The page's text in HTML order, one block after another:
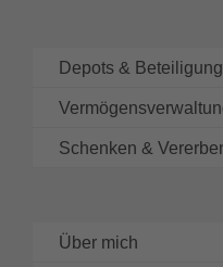
Depots &
Schenken &
Über mich